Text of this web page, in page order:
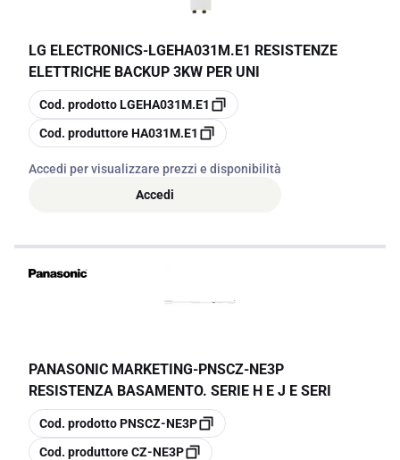
LG ELECTRONICS-LGEHA031M.E1 RESISTENZE
ELETTRICHE BACKUP 3KW PER UNI
copia
Cod. prodottoLGEHA031M.E1
copia
Cod. produttoreHA031M.E1
Accedi per visualizzare prezzi e disponibilità
Accedi
PANASONIC MARKETING-PNSCZ-NE3P
RESISTENZA BASAMENTO. SERIE H E J E SERI
copia
Cod. prodottoPNSCZ-NE3P
copia
Cod. produttoreCZ-NE3P